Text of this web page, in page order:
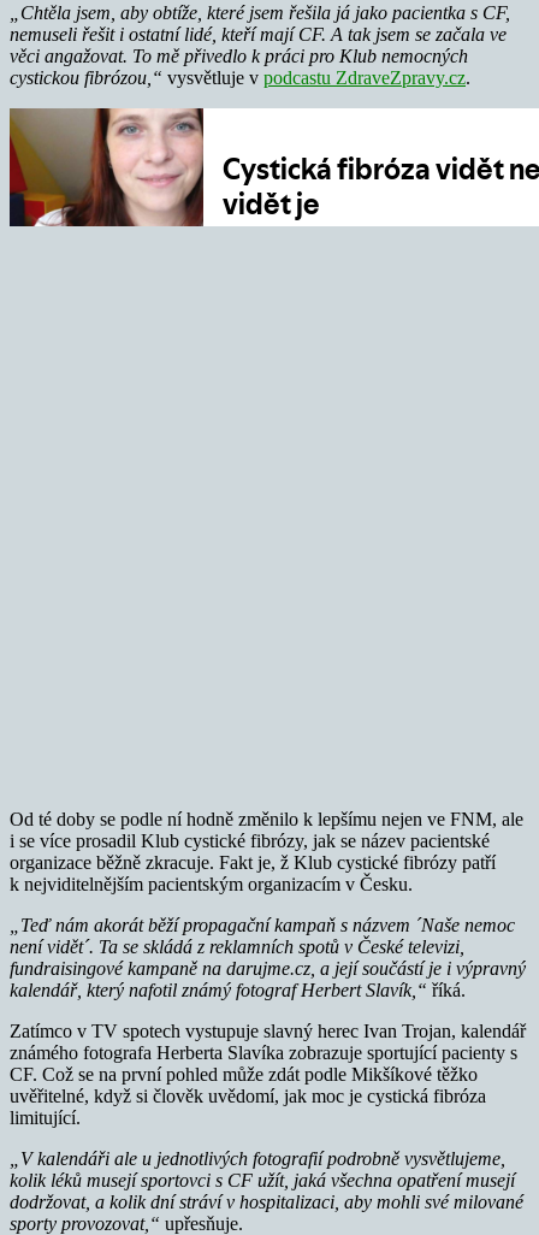
„Chtěla jsem, aby obtíže, které jsem řešila já jako pacientka s CF,
nemuseli řešit i ostatní lidé, kteří mají CF. A tak jsem se začala ve
věci angažovat. To mě přivedlo k práci pro Klub nemocných
cystickou fibrózou,“ vysvětluje v podcastu ZdraveZpravy.cz.
Od té doby se podle ní hodně změnilo k lepšímu nejen ve FNM, ale
i se více prosadil Klub cystické fibrózy, jak se název pacientské
organizace běžně zkracuje. Fakt je, ž Klub cystické fibrózy patří
k nejviditelnějším pacientským organizacím v Česku.
„Teď nám akorát běží propagační kampaň s názvem ´Naše nemoc
není vidět´. Ta se skládá z reklamních spotů v České televizi,
fundraisingové kampaně na darujme.cz, a její součástí je i výpravný
kalendář, který nafotil známý fotograf Herbert Slavík,“ říká.
Zatímco v TV spotech vystupuje slavný herec Ivan Trojan, kalendář
známého fotografa Herberta Slavíka zobrazuje sportující pacienty s
CF. Což se na první pohled může zdát podle Mikšíkové těžko
uvěřitelné, když si člověk uvědomí, jak moc je cystická fibróza
limitující.
„V kalendáři ale u jednotlivých fotografií podrobně vysvětlujeme,
kolik léků musejí sportovci s CF užít, jaká všechna opatření musejí
dodržovat, a kolik dní stráví v hospitalizaci, aby mohli své milované
sporty provozovat,“ upřesňuje.